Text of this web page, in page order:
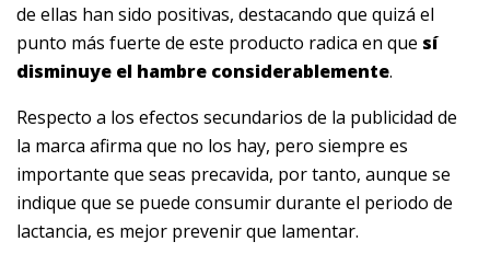
de ellas han sido positivas, destacando que quizá el
punto más fuerte de este producto radica en que sí
disminuye el hambre considerablemente.
Respecto a los efectos secundarios de la publicidad de
la marca afirma que no los hay, pero siempre es
importante que seas precavida, por tanto, aunque se
indique que se puede consumir durante el periodo de
lactancia, es mejor prevenir que lamentar.